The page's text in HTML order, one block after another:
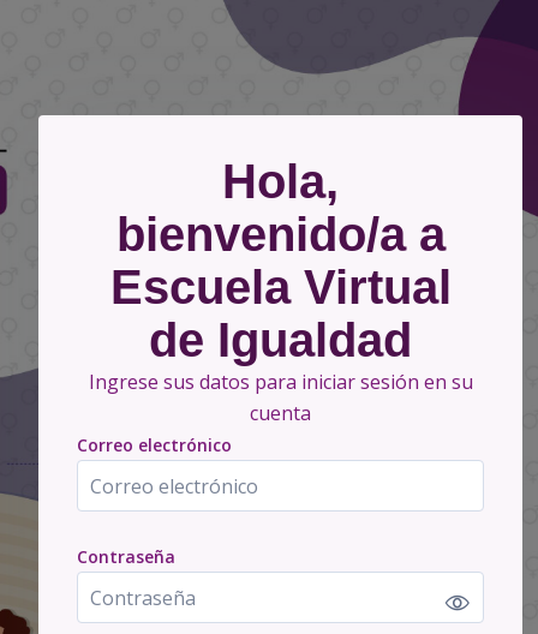
Salta al contenido principal
Hola,
bienvenido/a a
Escuela Virtual
de Igualdad
Ingrese sus datos para iniciar sesión en su
cuenta
Correo electrónico
Correo electrónico
Contraseña
Contraseña